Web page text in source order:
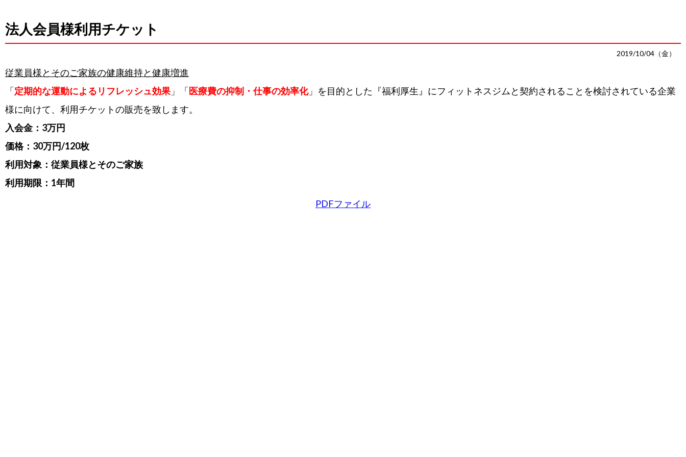
法人会員様利用チケット
2019/10/04（金）
従業員様とそのご家族の健康維持と健康増進
「定期的な運動によるリフレッシュ効果 」「医療費の抑制・仕事の効率化」を目的とした『福利厚生』にフィットネスジムと契約されることを検討されている企業
様に向けて、利用チケットの販売を致します。
入会金：3万円
価格：30万円/120枚
利用対象：従業員様とそのご家族
利用期限：1年間
PDFファイル